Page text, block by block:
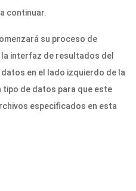
continuar.
su proceso de
la interfaz de resultados del
en el lado izquierdo de la
tipo de datos para que este
especificados en esta